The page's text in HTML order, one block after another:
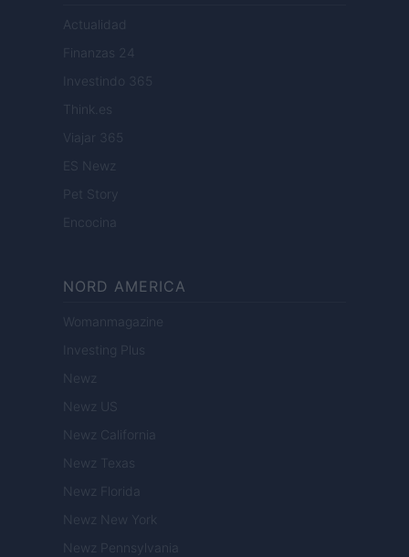
Actualidad
Finanzas 24
Investindo 365
Think.es
Viajar 365
ES Newz
Pet Story
Encocina
NORD AMERICA
Womanmagazine
Investing Plus
Newz
Newz US
Newz California
Newz Texas
Newz Florida
Newz New York
Newz Pennsylvania